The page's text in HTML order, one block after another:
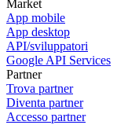
Market
App mobile
App desktop
API/sviluppatori
Google API Services
Partner
Trova partner
Diventa partner
Accesso partner